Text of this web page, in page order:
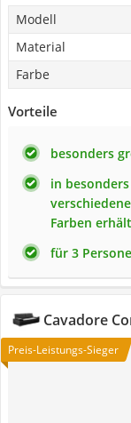
Modell
Material
Farbe
Vorteile
besonders
in
Farben
für 3
Cavadore
Preis-Leistungs-Sieger